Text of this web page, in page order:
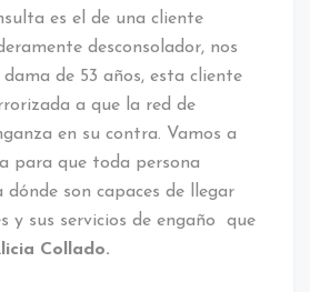
es el de una cliente
desconsolador, nos
de 53 años, esta cliente
a que la red de
en su contra. Vamos a
para que toda persona
son capaces de llegar
y sus servicios de engaño que
Collado.